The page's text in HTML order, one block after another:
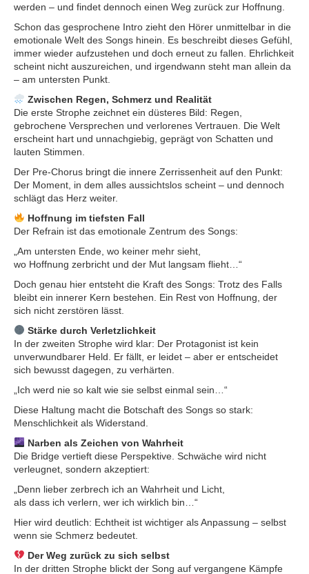
werden – und findet dennoch einen Weg zurück zur Hoffnung.
Schon das gesprochene Intro zieht den Hörer unmittelbar in die
emotionale Welt des Songs hinein. Es beschreibt dieses Gefühl,
immer wieder aufzustehen und doch erneut zu fallen. Ehrlichkeit
scheint nicht auszureichen, und irgendwann steht man allein da
– am untersten Punkt.
Zwischen Regen, Schmerz und Realität
Die erste Strophe zeichnet ein düsteres Bild: Regen,
gebrochene Versprechen und verlorenes Vertrauen. Die Welt
erscheint hart und unnachgiebig, geprägt von Schatten und
lauten Stimmen.
Der Pre-Chorus bringt die innere Zerrissenheit auf den Punkt:
Der Moment, in dem alles aussichtslos scheint – und dennoch
schlägt das Herz weiter.
Hoffnung im tiefsten Fall
Der Refrain ist das emotionale Zentrum des Songs:
„Am untersten Ende, wo keiner mehr sieht,
wo Hoffnung zerbricht und der Mut langsam flieht…“
Doch genau hier entsteht die Kraft des Songs: Trotz des Falls
bleibt ein innerer Kern bestehen. Ein Rest von Hoffnung, der
sich nicht zerstören lässt.
Stärke durch Verletzlichkeit
In der zweiten Strophe wird klar: Der Protagonist ist kein
unverwundbarer Held. Er fällt, er leidet – aber er entscheidet
sich bewusst dagegen, zu verhärten.
„Ich werd nie so kalt wie sie selbst einmal sein…“
Diese Haltung macht die Botschaft des Songs so stark:
Menschlichkeit als Widerstand.
Narben als Zeichen von Wahrheit
Die Bridge vertieft diese Perspektive. Schwäche wird nicht
verleugnet, sondern akzeptiert:
„Denn lieber zerbrech ich an Wahrheit und Licht,
als dass ich verlern, wer ich wirklich bin…“
Hier wird deutlich: Echtheit ist wichtiger als Anpassung – selbst
wenn sie Schmerz bedeutet.
Der Weg zurück zu sich selbst
In der dritten Strophe blickt der Song auf vergangene Kämpfe